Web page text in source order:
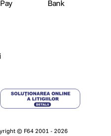
© F64 2001 - 2026